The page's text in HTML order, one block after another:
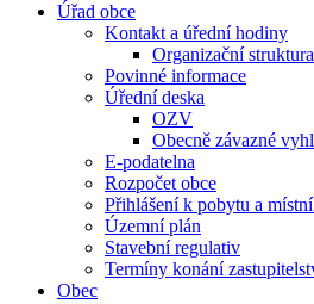
Úřad obce
Kontakt a úřední hodiny
Organizační struktura
Povinné informace
Úřední deska
OZV
Obecně závazné
E-podatelna
Rozpočet obce
Přihlášení k pobytu a
Územní plán
Stavební regulativ
Termíny konání
Obec